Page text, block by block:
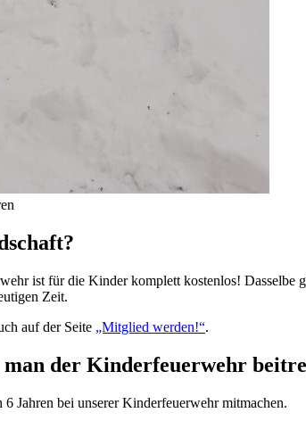
ist für die Kinder komplett kostenlos!
Zeit.
auf der Seite „Mitglied werden!“.
der Kinderfeuerwehr
Jahren bei unserer Kinderfeuerwehr mitmachen.